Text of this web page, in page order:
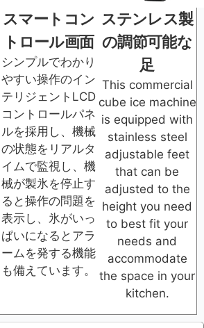
スマートコン
トロール画面
シンプルでわかり
やすい操作のイン
テリジェントLCD
コントロールパネ
ルを採用し、機械
の状態をリアルタ
イムで監視し、機
械が製氷を停止す
ると操作の問題を
表示し、氷がいっ
ぱいになるとアラ
ームを発する機能
も備えています。
ステンレス製
の調節可能な
足
This commercial
cube ice machine
is equipped with
stainless steel
adjustable feet
that can be
adjusted to the
height you need
to best fit your
needs and
accommodate
the space in your
kitchen.